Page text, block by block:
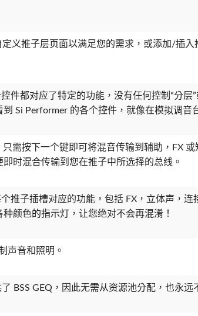
义推子层页面以满足您的需求，或添加/插入
件都对应了特定的功能，没有任何控制“分层
Si Performer 的各个控件，就像在模拟调音
需按下一个键即可将混音传输到辅助，FX
时混合传输到您在推子中所选择的总线。
推子插槽对应的功能，包括 FX，立体声，连
颜色的指示灯，让您绝对不会再混淆！
声音和照明。
BSS GEQ，因此无需从资源池分配，也永远